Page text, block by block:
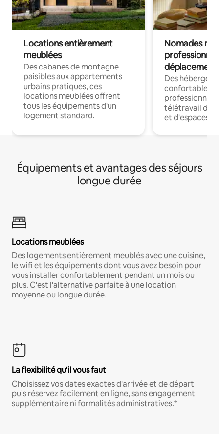
Locations entièrement
meublées
Des cabanes de montagne
paisibles aux appartements
urbains pratiques, ces
locations meublées offrent
tous les équipements d'un
logement standard.
Nomades
déplacement
Des
confortables
professionnels
télétravail
et d'espaces
Équipements et avantages des séjours
longue durée
Locations meublées
Des logements entièrement meublés avec une cuisine,
le wifi et les équipements dont vous avez besoin pour
vous installer confortablement pendant un mois ou
plus. C'est l'alternative parfaite à une location
moyenne ou longue durée.
La flexibilité qu'il vous faut
Choisissez vos dates exactes d'arrivée et de départ
puis réservez facilement en ligne, sans engagement
supplémentaire ni formalités administratives.*